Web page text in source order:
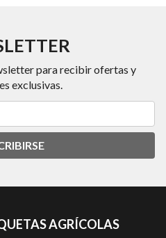
para recibir ofertas y
exclusivas.
AGRÍCOLAS